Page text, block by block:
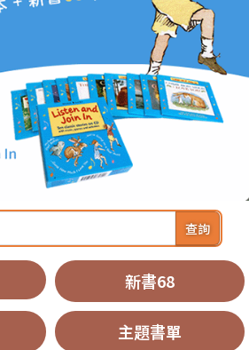
查詢
新書68
主題書單